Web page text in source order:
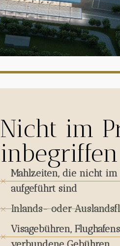
Nicht im
inbegriffen
Mahlzeiten, die nicht im
aufgeführt sind
Inlands- oder
Visagebühren,